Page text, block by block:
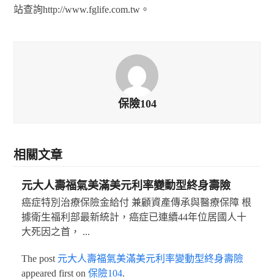
站查詢http://www.fglife.com.tw。
保險104
相關文章
元大人壽福氣美滿美元利率變動型終身壽險
癌症特別治療保險金給付 兼顧資產傳承與醫療保障 根
據衛生福利部最新統計，癌症已連續44年位居國人十
大死因之首， ...
The post 元大人壽福氣美滿美元利率變動型終身壽險
appeared first on 保險104.